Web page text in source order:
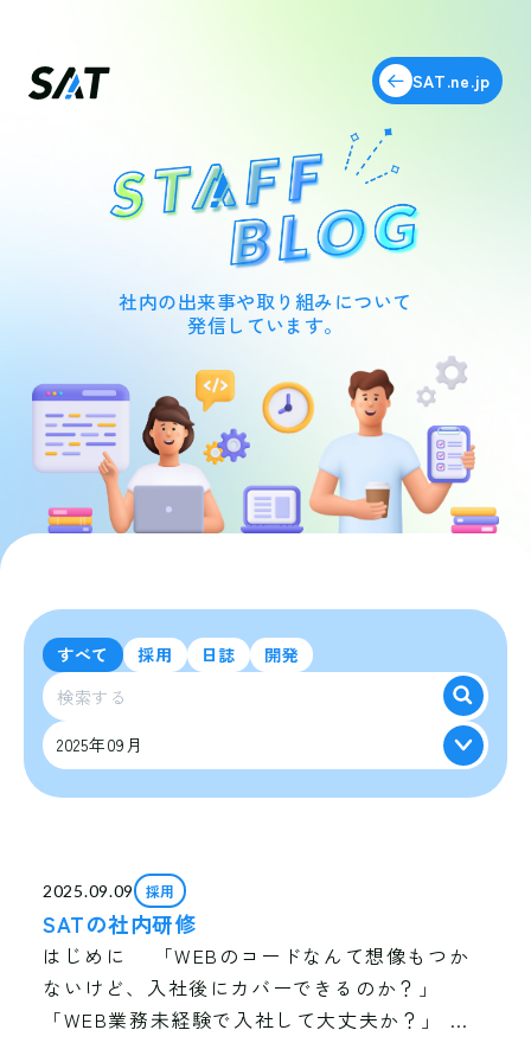
SAT.ne.jp
社内の出来事や取り組みについて
発信しています。
すべて 採用 日誌 開発
2025年09月
2025-09
2025.09.09 採用
SATの社内研修
はじめに 「WEBのコードなんて想像もつか
ないけど、入社後にカバーできるのか？」
「WEB業務未経験で入社して大丈夫か？」 入